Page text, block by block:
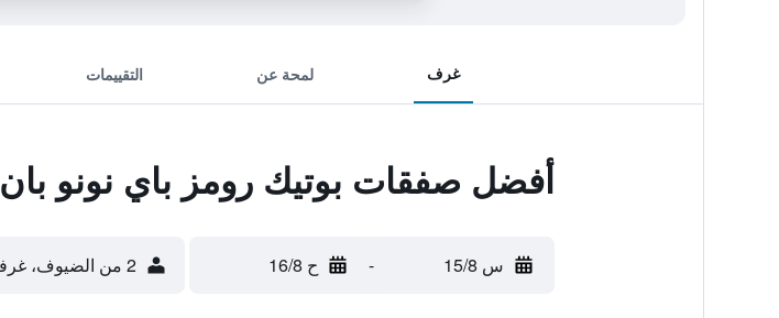
غرف لمحة عن التقييمات
أفضل صفقات بوتيك رومز باي نونو بان
س 15/8 - ح 16/8 2 من الضيوف، غرفة واحدة